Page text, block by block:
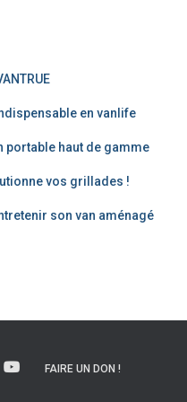
en vanlife
portable haut de gamme
vos grillades !
son van aménagé
FAIRE UN DON !